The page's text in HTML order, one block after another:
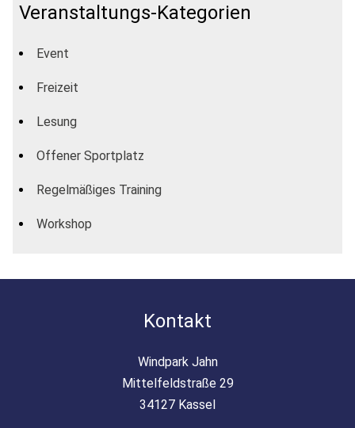
Veranstaltungs-Kategorien
Event
Freizeit
Lesung
Offener Sportplatz
Regelmäßiges Training
Workshop
Kontakt
Windpark Jahn
Mittelfeldstraße 29
34127 Kassel